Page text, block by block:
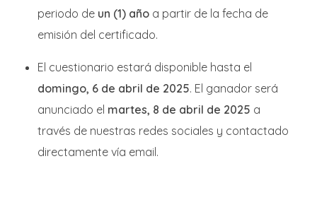
periodo de un (1) añoa partir de la fecha de
emisión del certificado.
El cuestionario estará disponible hasta el
domingo, 6 de abril de 2025. El ganador será
anunciado el martes, 8 de abril de 2025 a
través de nuestras redes sociales y contactado
directamente vía email.